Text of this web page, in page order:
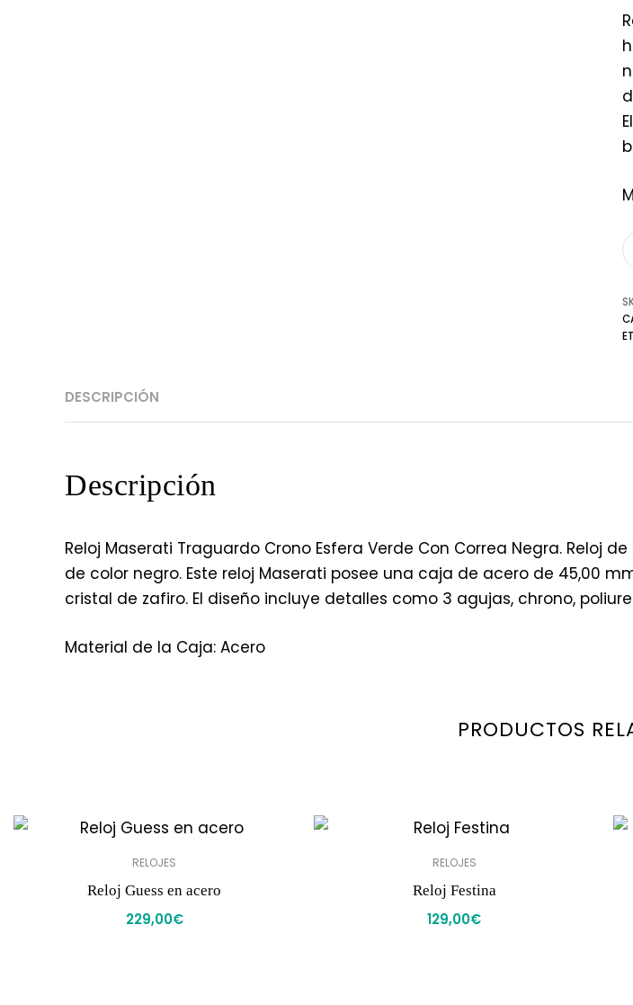
DESCRIPCIÓN
Descripción
Reloj Maserati Traguardo Crono Esfera Verde Con Correa Negra. Reloj
de color negro. Este reloj Maserati posee una caja de acero de 45,00
cristal de zafiro. El diseño incluye detalles como 3 agujas, chrono,
Material de la Caja: Acero
PRODUCTOS
RELOJES
Reloj Guess en acero
229,00€
RELOJES
Reloj Festina
129,00€